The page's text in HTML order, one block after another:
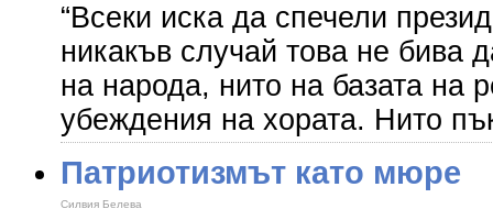
“Всеки иска да спечели
никакъв случай това не бива
на народа, нито на базата на
убеждения на хората. Нито
Патриотизмът като мюре
Силвия Белева